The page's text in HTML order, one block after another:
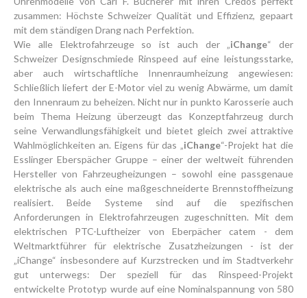
zusammen: Höchste Schweizer Qualität und Effizienz, gepaart
mit dem ständigen Drang nach Perfektion.
Wie alle Elektrofahrzeuge so ist auch der „iChange“ der
Schweizer Designschmiede Rinspeed auf eine leistungsstarke,
aber auch wirtschaftliche Innenraumheizung angewiesen:
Schließlich liefert der E-Motor viel zu wenig Abwärme, um damit
den Innenraum zu beheizen. Nicht nur in punkto Karosserie auch
beim Thema Heizung überzeugt das Konzeptfahrzeug durch
seine Verwandlungsfähigkeit und bietet gleich zwei attraktive
Wahlmöglichkeiten an. Eigens für das „iChange“-Projekt hat die
Esslinger Eberspächer Gruppe – einer der weltweit führenden
Hersteller von Fahrzeugheizungen – sowohl eine passgenaue
elektrische als auch eine maßgeschneiderte Brennstoffheizung
realisiert. Beide Systeme sind auf die spezifischen
Anforderungen in Elektrofahrzeugen zugeschnitten. Mit dem
elektrischen PTC-Luftheizer von Eberpächer catem - dem
Weltmarktführer für elektrische Zusatzheizungen - ist der
„iChange“ insbesondere auf Kurzstrecken und im Stadtverkehr
gut unterwegs: Der speziell für das Rinspeed-Projekt
entwickelte Prototyp wurde auf eine Nominalspannung von 580